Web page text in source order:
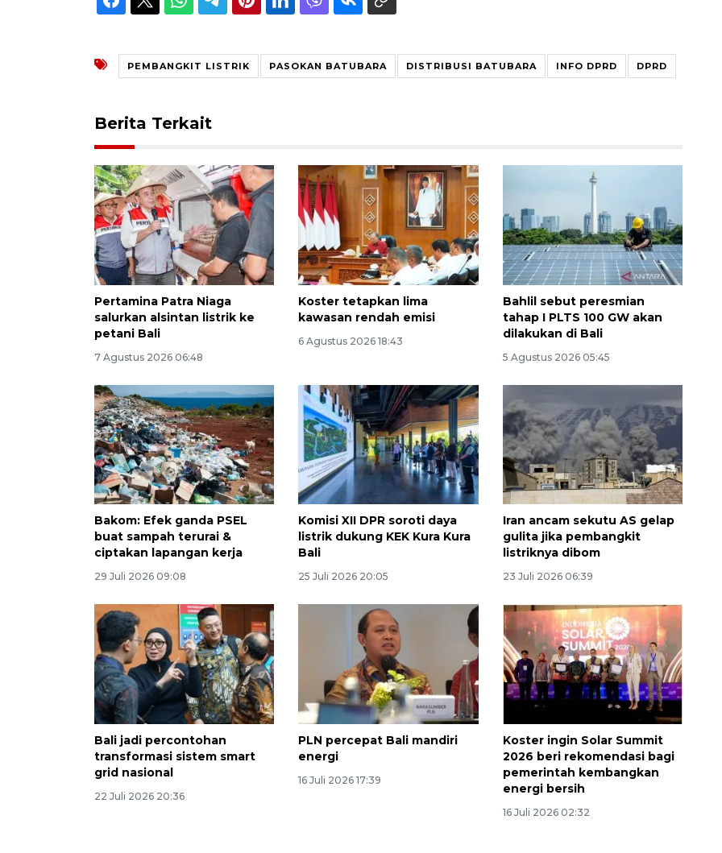
PEMBANGKIT LISTRIK PASOKAN BATUBARA DISTRIBUSI BATUBARA INFO DPRD DPRD
Berita Terkait
Pertamina Patra Niaga
salurkan alsintan listrik ke
petani Bali
7 Agustus 2026 06:48
Koster tetapkan lima
kawasan rendah emisi
6 Agustus 2026 18:43
Bahlil sebut peresmian
tahap I PLTS 100 GW akan
dilakukan di Bali
5 Agustus 2026 05:45
Bakom: Efek ganda PSEL
buat sampah terurai &
ciptakan lapangan kerja
29 Juli 2026 09:08
Komisi XII DPR soroti daya
listrik dukung KEK Kura Kura
Bali
25 Juli 2026 20:05
Iran ancam sekutu AS gelap
gulita jika pembangkit
listriknya dibom
23 Juli 2026 06:39
Bali jadi percontohan
transformasi sistem smart
grid nasional
22 Juli 2026 20:36
PLN percepat Bali mandiri
energi
16 Juli 2026 17:39
Koster ingin Solar Summit
2026 beri rekomendasi bagi
pemerintah kembangkan
energi bersih
16 Juli 2026 02:32
160 ribu sambungan baru
jaringan gas 2026
2026-08-07 18:00:00